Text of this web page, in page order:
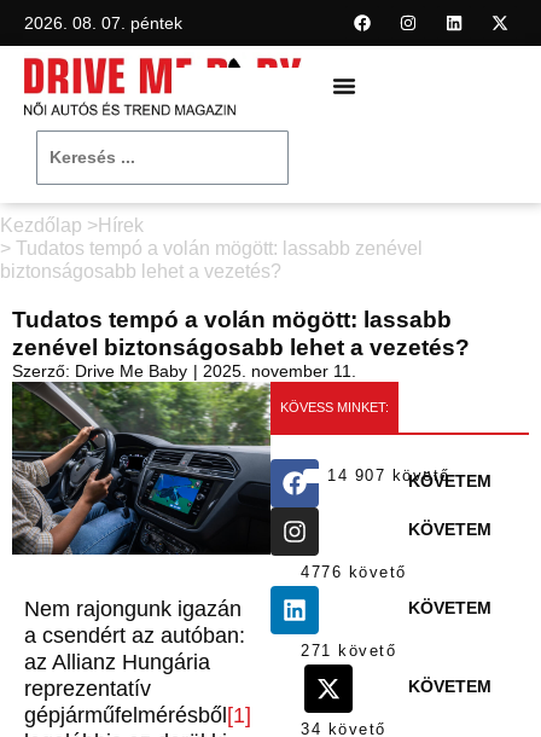
2026. 08. 07. péntek
Kezdőlap >Hírek
> Tudatos tempó a volán mögött: lassabb zenével
biztonságosabb lehet a vezetés?
Tudatos tempó a volán mögött: lassabb
zenével biztonságosabb lehet a vezetés?
Szerző: Drive Me Baby | 2025. november 11.
Nem rajongunk igazán
a csendért az autóban:
az Allianz Hungária
reprezentatív
gépjárműfelmérésből[1]
KÖVESS MINKET:
14 907 követőKÖVETEM
4776 követő
KÖVETEM
271 követő
KÖVETEM
34 követő
KÖVETEM